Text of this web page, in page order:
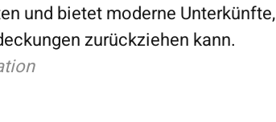
und bietet moderne Unterkünfte,
zurückziehen kann.